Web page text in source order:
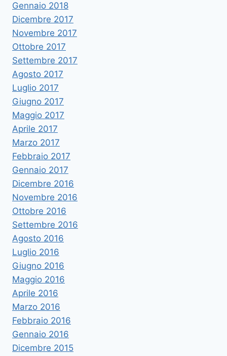
Gennaio 2018
Dicembre 2017
Novembre 2017
Ottobre 2017
Settembre 2017
Agosto 2017
Luglio 2017
Giugno 2017
Maggio 2017
Aprile 2017
Marzo 2017
Febbraio 2017
Gennaio 2017
Dicembre 2016
Novembre 2016
Ottobre 2016
Settembre 2016
Agosto 2016
Luglio 2016
Giugno 2016
Maggio 2016
Aprile 2016
Marzo 2016
Febbraio 2016
Gennaio 2016
Dicembre 2015